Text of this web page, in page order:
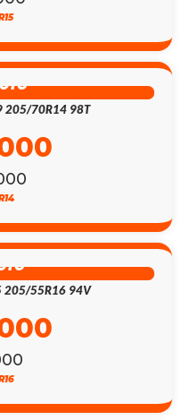
205/70R14 98T
205/55R16 94V